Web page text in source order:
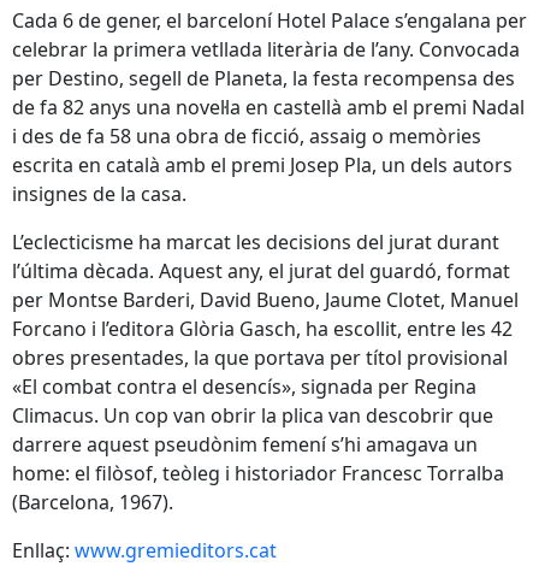
Cada 6 de gener, el barceloní Hotel Palace s’engalana per
celebrar la primera vetllada literària de l’any. Convocada
per Destino, segell de Planeta, la festa recompensa des
de fa 82 anys una novel·la en castellà amb el premi Nadal
i des de fa 58 una obra de ficció, assaig o memòries
escrita en català amb el premi Josep Pla, un dels autors
insignes de la casa.
L’eclecticisme ha marcat les decisions del jurat durant
l’última dècada. Aquest any, el jurat del guardó, format
per Montse Barderi, David Bueno, Jaume Clotet, Manuel
Forcano i l’editora Glòria Gasch, ha escollit, entre les 42
obres presentades, la que portava per títol provisional
«El combat contra el desencís», signada per Regina
Climacus. Un cop van obrir la plica van descobrir que
darrere aquest pseudònim femení s’hi amagava un
home: el filòsof, teòleg i historiador Francesc Torralba
(Barcelona, 1967).
Enllaç: www.gremieditors.cat